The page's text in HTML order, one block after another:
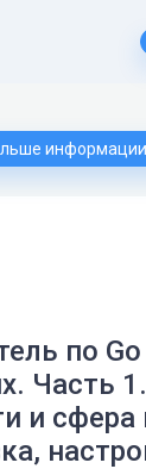
информации
по
Часть 1.
и